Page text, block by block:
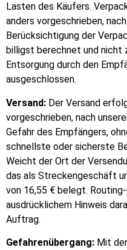
Lasten des Käufers.
anders vorgeschrieben,
Berücksichtigung der
billigst berechnet und nicht
Entsorgung durch den
ausgeschlossen.
Versand: Der Versand
vorgeschrieben, nach
Gefahr des Empfängers,
schnellste oder sicherste
Weicht der Ort der
das als Streckengeschäft
von 16,55 € belegt.
ausdrücklichem Hinweis
Auftrag.
Gefahrenübergang: Mit